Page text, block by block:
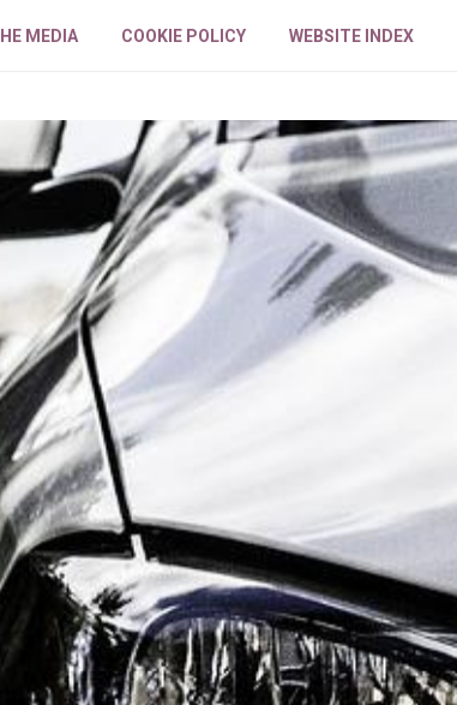
MEDIA COOKIE POLICY WEBSITE INDEX